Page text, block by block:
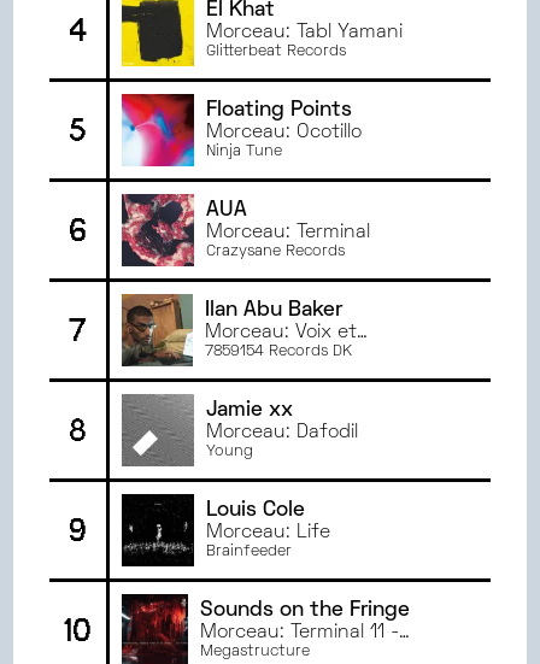
DÉCEMBRE 2023
NOVEMBRE 2023
OCTOBRE2023
SEPTEMBRE
2023
2023
AVRIL2023
MARS2023
FÉVRIER2023
JANVIER2023
JUIN2022
2022
AVRIL2022
MARS2022
4
El Khat
Morceau: Tabl Yamani
Glitterbeat Records
5
Floating Points
Morceau: Ocotillo
Ninja Tune
6
AUA
Morceau: Terminal
Crazysane Records
7
Ilan Abu Baker
Morceau: Voix et
arpeggiator
7859154 Records DK
8
Jamie xx
Morceau: Dafodil
Young
9
Louis Cole
Morceau: Life
Brainfeeder
10
Sounds on the Fringe
Morceau: Terminal 11 -
Slithering
Megastructure